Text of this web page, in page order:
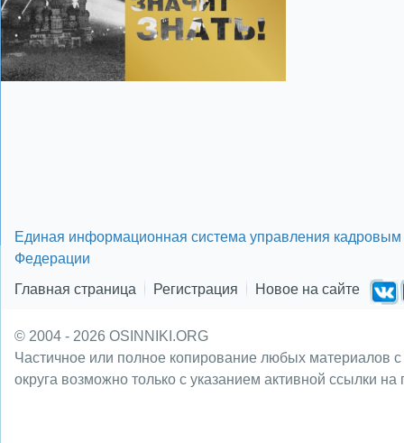
Единая информационная система управления кадровым
Федерации
Главная страница
Регистрация Новое на сайте
© 2004 - 2026 OSINNIKI.ORG
Частичное или полное копирование любых материалов
округа возможно только с указанием активной ссылки на